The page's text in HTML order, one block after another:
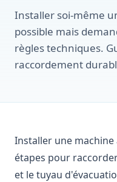
Installer soi-même
possible mais
règles techniques.
raccordement
Installer une machine
étapes pour
et le tuyau